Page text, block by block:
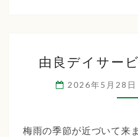
ー
由良デイサー
2026年5月28日
梅雨の季節が近づいて来